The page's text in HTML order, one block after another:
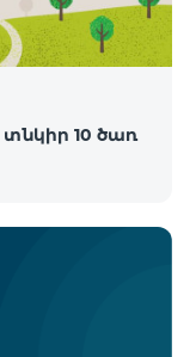
տնկիր 10 ծառ